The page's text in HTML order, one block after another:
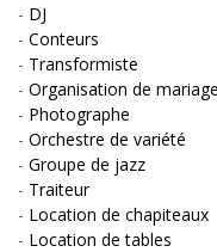
- DJ
- Conteurs
- Transformiste
- Organisation de mariage
- Photographe
- Orchestre de variété
- Groupe de jazz
- Traiteur
- Location de chapiteaux
- Location de tables